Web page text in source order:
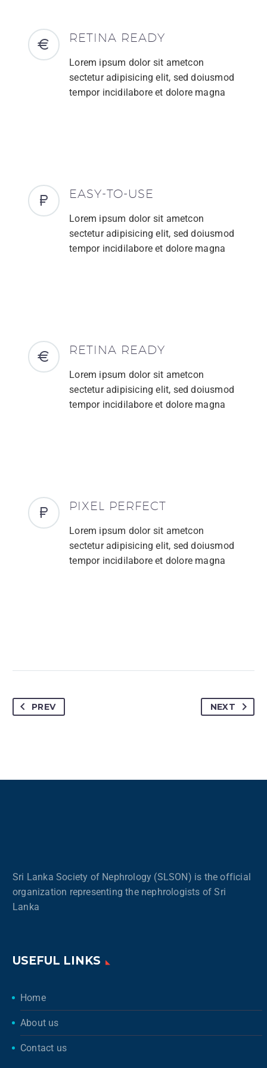
RETINA READY
Lorem ipsum dolor sit ametcon
sectetur adipisicing elit, sed doiusmod
tempor incidilabore et dolore magna
EASY-TO-USE
Lorem ipsum dolor sit ametcon
sectetur adipisicing elit, sed doiusmod
tempor incidilabore et dolore magna
RETINA READY
Lorem ipsum dolor sit ametcon
sectetur adipisicing elit, sed doiusmod
tempor incidilabore et dolore magna
PIXEL PERFECT
Lorem ipsum dolor sit ametcon
sectetur adipisicing elit, sed doiusmod
tempor incidilabore et dolore magna
PREV NEXT
Sri Lanka Society of Nephrology (SLSON) is the official
organization representing the nephrologists of Sri
Lanka
USEFUL LINKS
Home
About us
Contact us